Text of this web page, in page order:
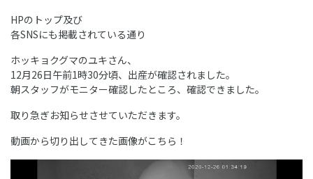
HPのトップ及び
各SNSにも掲載されている通り
ホッキョクグマのユキさん、
12月26日午前1時30分頃、出産が確認されました。
朝スタッフがモニター確認したところ、確認できました。
取り急ぎお知らせさせていただきます。
動画から切り出してきた画像がこちら！